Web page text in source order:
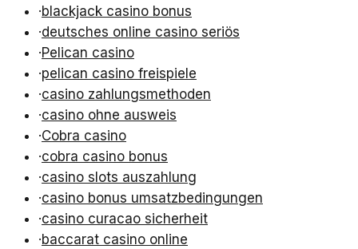
·blackjack casino bonus
·deutsches online casino seriös
·Pelican casino
·pelican casino freispiele
·casino zahlungsmethoden
·casino ohne ausweis
·Cobra casino
·cobra casino bonus
·casino slots auszahlung
·casino bonus umsatzbedingungen
·casino curacao sicherheit
·baccarat casino online